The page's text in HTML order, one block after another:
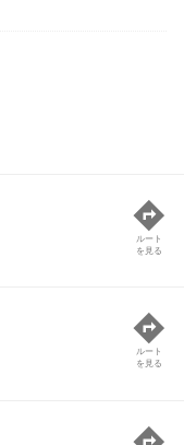
ルート
を見る
ルート
を見る